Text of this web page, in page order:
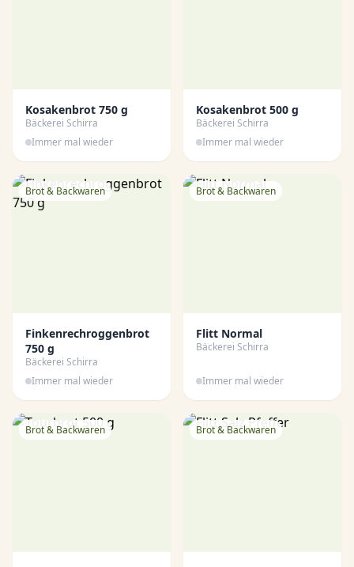
Kosakenbrot 750 g
Bäckerei Schirra
Immer mal wieder
Kosakenbrot 500 g
Bäckerei Schirra
Immer mal wieder
Brot & Backwaren
Finkenrechroggenbrot
750 g
Bäckerei Schirra
Immer mal wieder
Brot & Backwaren
Flitt Normal
Bäckerei Schirra
Immer mal wieder
Brot & Backwaren Brot & Backwaren